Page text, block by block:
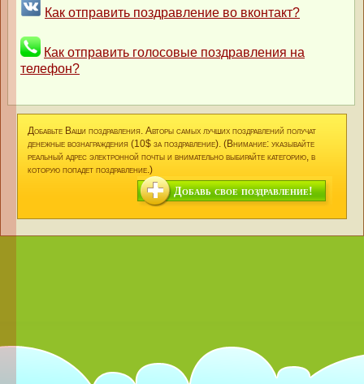
Как отправить поздравление во вконтакт?
Как отправить голосовые поздравления на
телефон?
Добавьте Ваши поздравления. Авторы самых лучших поздравлений получат
денежные вознаграждения (10$ за поздравление). (Внимание: указывайте
реальный адрес электронной почты и внимательно выбирайте категорию, в
которую попадет поздравление.)
Добавь свое поздравление!